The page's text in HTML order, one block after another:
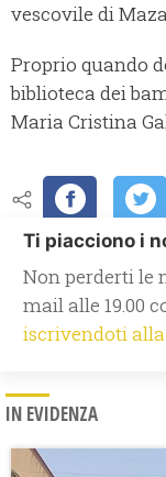
vescovile di
Proprio quando
biblioteca dei
Maria Cristina
Ti piacciono i
Non perderti le
mail alle 19.00
iscrivendoti
IN EVIDENZA